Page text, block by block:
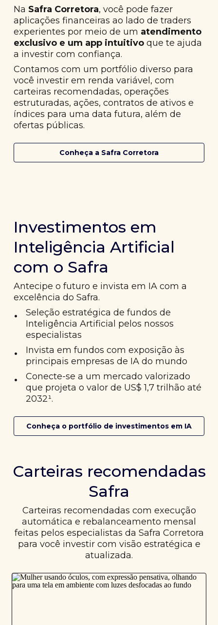
Na Safra Corretora, você pode fazer
aplicações financeiras ao lado de traders
experientes por meio de um atendimento
exclusivo e um app intuitivo que te ajuda
a investir com confiança.
Contamos com um portfólio diverso para
você investir em renda variável, com
carteiras recomendadas, operações
estruturadas, ações, contratos de ativos e
índices para uma data futura, além de
ofertas públicas.
Conheça a Safra Corretora
Investimentos em
Inteligência Artificial
com o Safra
Antecipe o futuro e invista em IA com a
excelência do Safra.
•
Seleção estratégica de fundos de
Inteligência Artificial pelos nossos
especialistas
•
Invista em fundos com exposição às
principais empresas de IA do mundo
•
Conecte-se a um mercado valorizado
que projeta o valor de US$ 1,7 trilhão até
2032¹.
Conheça o portfólio de investimentos em IA
Carteiras recomendadas
Safra
Carteiras recomendadas com execução
automática e rebalanceamento mensal
feitas pelos especialistas da Safra Corretora
para você investir com visão estratégica e
atualizada.